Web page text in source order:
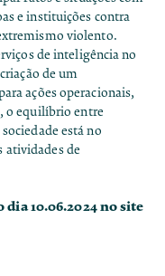
e instituições contra
violento.
de inteligência no
de um
ações operacionais,
o equilíbrio entre
está no
atividades de
10.06.2024 no site